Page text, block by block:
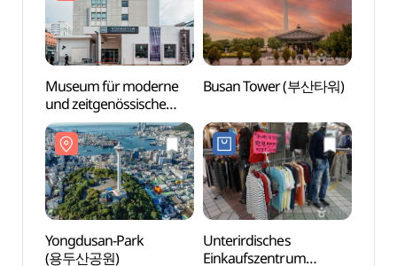
Museum für moderne
und zeitgenössische
Geschichte Busan
(부산근현대역사관 본관)
Busan Tower (부산타워)
Yongdusan-Park
(용두산공원)
Unterirdisches
Einkaufszentrum